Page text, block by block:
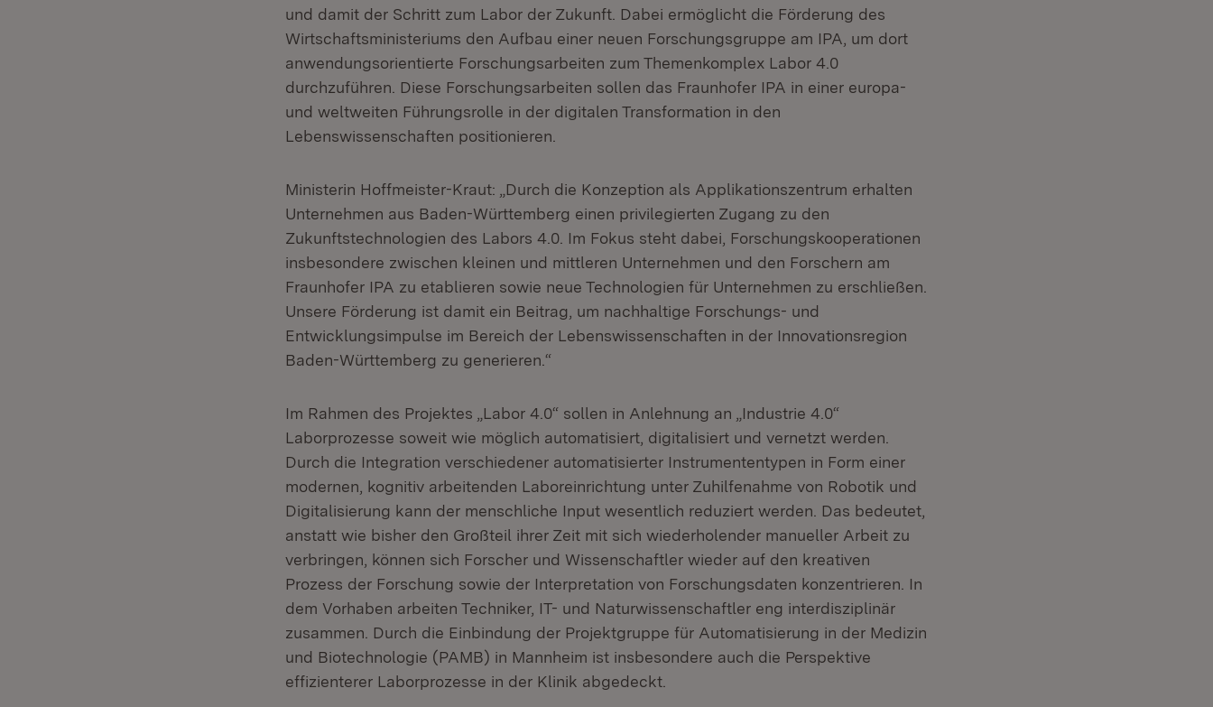
und damit der Schritt zum Labor der Zukunft. Dabei ermöglicht die Förderung des
Wirtschaftsministeriums den Aufbau einer neuen Forschungsgruppe am IPA, um dort
anwendungsorientierte Forschungsarbeiten zum Themenkomplex Labor 4.0
durchzuführen. Diese Forschungsarbeiten sollen das Fraunhofer IPA in einer europa-
und weltweiten Führungsrolle in der digitalen Transformation in den
Lebenswissenschaften positionieren.
Ministerin Hoffmeister-Kraut: „Durch die Konzeption als Applikationszentrum erhalten
Unternehmen aus Baden-Württemberg einen privilegierten Zugang zu den
Zukunftstechnologien des Labors 4.0. Im Fokus steht dabei, Forschungskooperationen
insbesondere zwischen kleinen und mittleren Unternehmen und den Forschern am
Fraunhofer IPA zu etablieren sowie neue Technologien für Unternehmen zu erschließen.
Unsere Förderung ist damit ein Beitrag, um nachhaltige Forschungs- und
Entwicklungsimpulse im Bereich der Lebenswissenschaften in der Innovationsregion
Baden-Württemberg zu generieren.“
Im Rahmen des Projektes „Labor 4.0“ sollen in Anlehnung an „Industrie 4.0“
Laborprozesse soweit wie möglich automatisiert, digitalisiert und vernetzt werden.
Durch die Integration verschiedener automatisierter Instrumententypen in Form einer
modernen, kognitiv arbeitenden Laboreinrichtung unter Zuhilfenahme von Robotik und
Digitalisierung kann der menschliche Input wesentlich reduziert werden. Das bedeutet,
anstatt wie bisher den Großteil ihrer Zeit mit sich wiederholender manueller Arbeit zu
verbringen, können sich Forscher und Wissenschaftler wieder auf den kreativen
Prozess der Forschung sowie der Interpretation von Forschungsdaten konzentrieren. In
dem Vorhaben arbeiten Techniker, IT- und Naturwissenschaftler eng interdisziplinär
zusammen. Durch die Einbindung der Projektgruppe für Automatisierung in der Medizin
und Biotechnologie (PAMB) in Mannheim ist insbesondere auch die Perspektive
effizienterer Laborprozesse in der Klinik abgedeckt.